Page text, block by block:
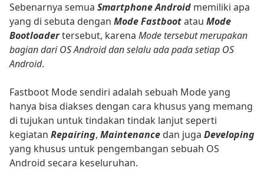
Sebenarnya semua Smartphone Android memiliki apa
yang di sebuta dengan Mode Fastbootatau Mode
Bootloadertersebut, karena Mode tersebut merupakan
bagian dari OS Android dan selalu ada pada setiap OS
Android.
Fastboot Mode sendiri adalah sebuah Mode yang
hanya bisa diakses dengan cara khusus yang memang
di tujukan untuk tindakan tindak lanjut seperti
kegiatan Repairing, Maintenance dan juga Developing
yang khusus untuk pengembangan sebuah OS
Android secara keseluruhan.